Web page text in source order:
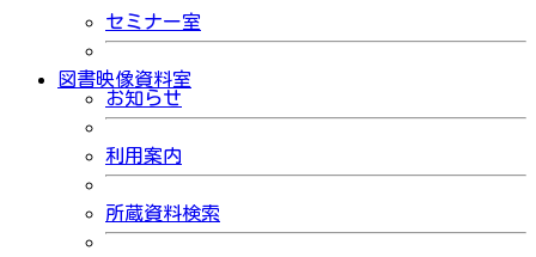
セミナー室
図書映像資料室
お知らせ
利用案内
所蔵資料検索